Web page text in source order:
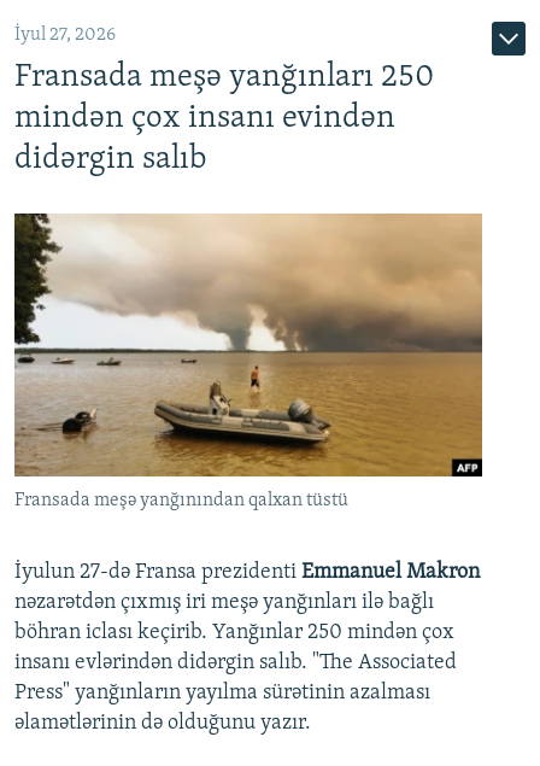
İyul 27, 2026
Fransada meşə yanğınları 250
mindən çox insanı evindən
didərgin salıb
Fransada meşə yanğınından qalxan tüstü
İyulun 27-də Fransa prezidenti Emmanuel Makron
nəzarətdən çıxmış iri meşə yanğınları ilə bağlı
böhran iclası keçirib. Yanğınlar 250 mindən çox
insanı evlərindən didərgin salıb. "The Associated
Press" yanğınların yayılma sürətinin azalması
əlamətlərinin də olduğunu yazır.